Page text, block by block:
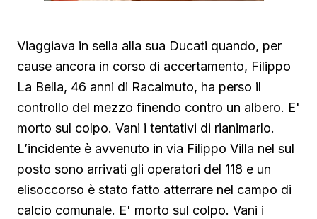
Viaggiava in sella alla sua Ducati quando, per
cause ancora in corso di accertamento, Filippo
La Bella, 46 anni di Racalmuto, ha perso il
controllo del mezzo finendo contro un albero. E'
morto sul colpo. Vani i tentativi di rianimarlo.
L’incidente è avvenuto in via Filippo Villa nel sul
posto sono arrivati gli operatori del 118 e un
elisoccorso è stato fatto atterrare nel campo di
calcio comunale. E' morto sul colpo. Vani i